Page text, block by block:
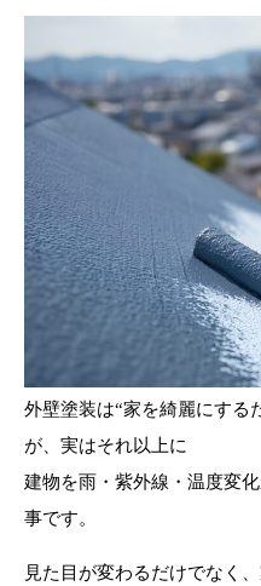
外壁塗装は“家を綺麗にする
が、実はそれ以上に
建物を雨・紫外線・温度変
事です。
見た目が変わるだけでなく